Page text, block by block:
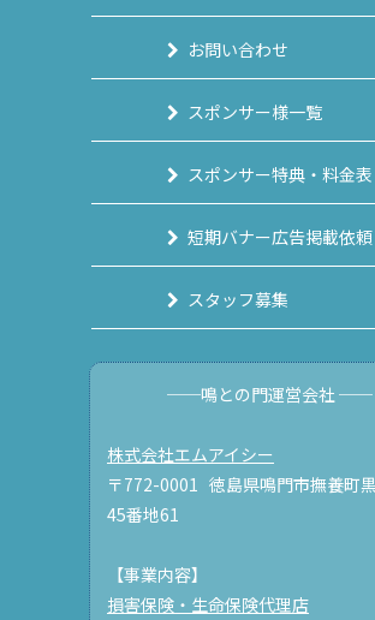
お問い合わせ
スポンサー様一覧
スポンサー特典・料金表
短期バナー広告掲載依頼
スタッフ募集
──鳴との門運営会社 ──
株式会社エムアイシー
〒772-0001 徳島県鳴門市撫養町
45番地61
【事業内容】
損害保険・生命保険代理店